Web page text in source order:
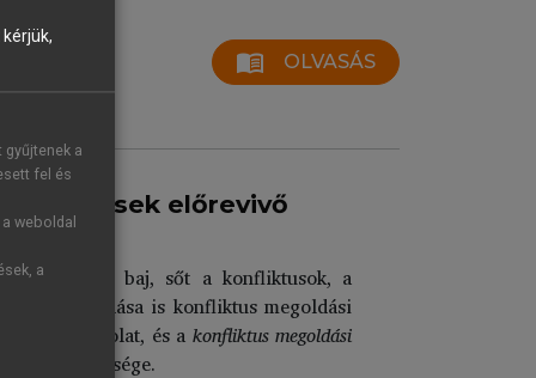
menu_book OLVASÁS
krízisek előrevivő
nem baj, sőt a konfliktusok, a
letagadása is konfliktus megoldási
kapcsolat, és a konfliktus megoldási
a jelentősége.
a
fel és
weboldal
a